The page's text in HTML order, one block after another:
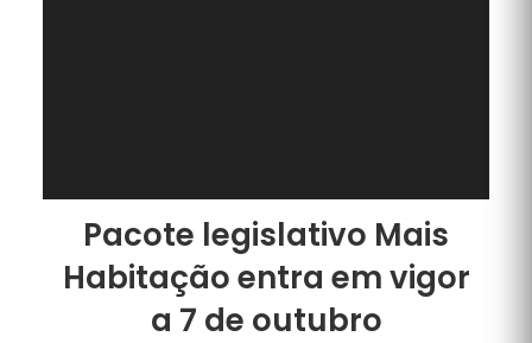
Pacote legislativo Mais
Habitação entra em vigor
a 7 de outubro